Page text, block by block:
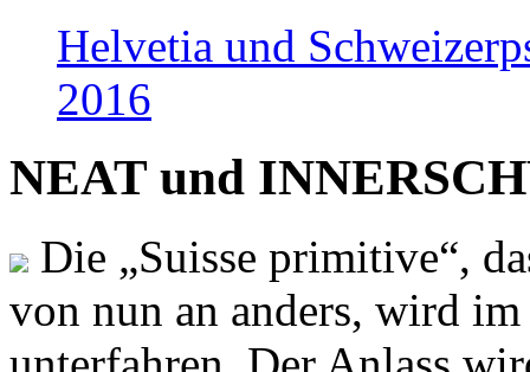
Helvetia und
2016
NEAT und
Die „Suisse primitive“,
von nun an anders, wird